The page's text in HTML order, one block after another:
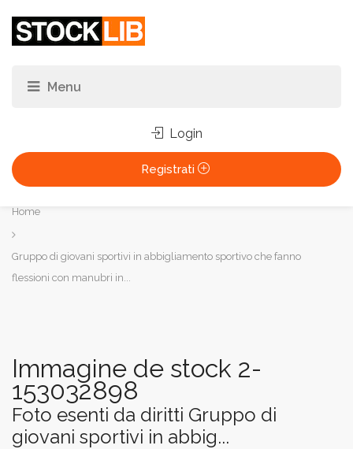
Login
Registrati
Tu
sei
qui:
Home
Gruppo di giovani sportivi in abbigliamento sportivo che fanno
flessioni con manubri in...
Immagine de stock 2-
153032898
Foto esenti da diritti Gruppo di
giovani sportivi in abbig...